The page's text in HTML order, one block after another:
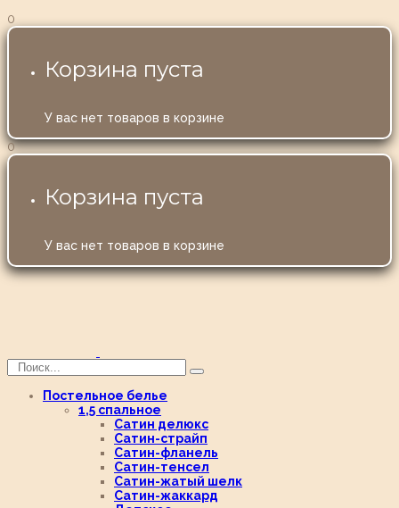
0
Корзина пуста
У вас нет товаров в корзине
0
Корзина пуста
У вас нет товаров в корзине
Постельное белье
1,5 спальное
Сатин делюкс
Сатин-страйп
Сатин-фланель
Сатин-тенсел
Сатин-жатый шелк
Сатин-жаккард